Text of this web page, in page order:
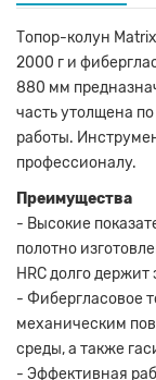
Топор-колун
2000 г и
880 мм
часть утолщена
работы.
профессионалу.
Преимущества
- Высокие
полотно
HRC долго держит
- Фибергласовое
механическим
среды, а также
- Эффективная